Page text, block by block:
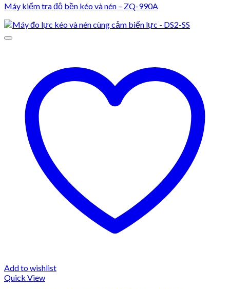
Máy kiểm tra độ bền kéo và nén – ZQ-990A
Add to wishlist
Quick View